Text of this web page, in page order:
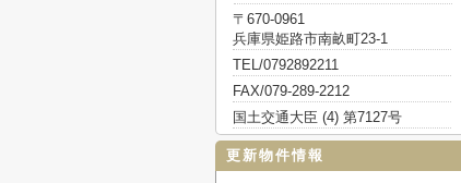
〒670-0961
兵庫県姫路市南畝町23-1
TEL/0792892211
FAX/079-289-2212
国土交通大臣 (4) 第7127号
更新物件情報